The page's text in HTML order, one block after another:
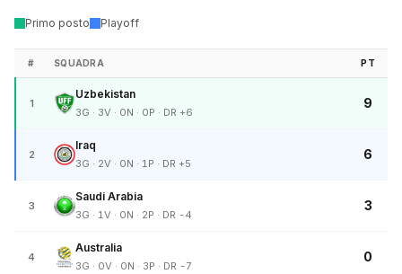
Primo posto Playoff
# SQUADRA PT
1
Uzbekistan
3G · 3V · 0N · 0P · DR +6
9
2
Iraq
3G · 2V · 0N · 1P · DR +5
6
3
Saudi Arabia
3G · 1V · 0N · 2P · DR -4
3
4
Australia
3G · 0V · 0N · 3P · DR -7
0